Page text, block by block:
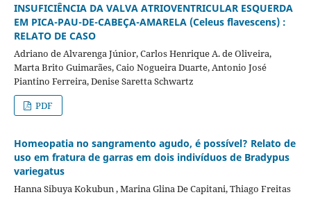
INSUFICIÊNCIA DA VALVA ATRIOVENTRICULAR ESQUERDA
EM PICA-PAU-DE-CABEÇA-AMARELA (Celeus flavescens) :
RELATO DE CASO
Adriano de Alvarenga Júnior, Carlos Henrique A. de Oliveira,
Marta Brito Guimarães, Caio Nogueira Duarte, Antonio José
Piantino Ferreira, Denise Saretta Schwartz
PDF
Homeopatia no sangramento agudo, é possível? Relato de
uso em fratura de garras em dois indivíduos de Bradypus
variegatus
Hanna Sibuya Kokubun , Marina Glina De Capitani, Thiago Freitas